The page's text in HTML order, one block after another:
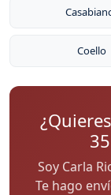
Coello
Soy Carla
Te hago